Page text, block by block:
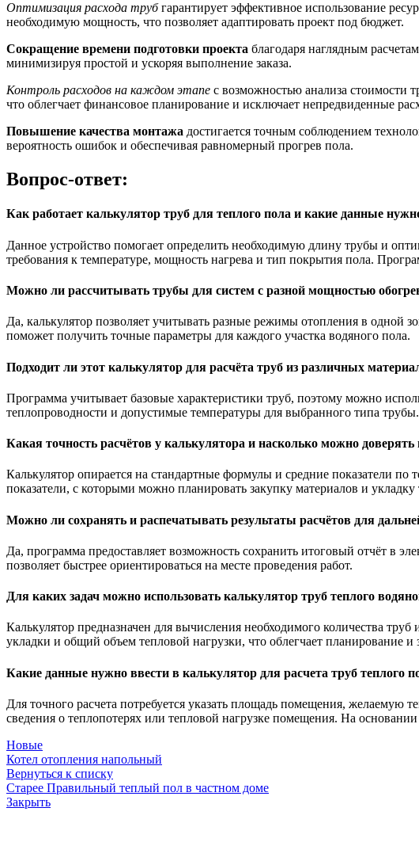
Оптимизация расхода трубгарантирует эффективное использование
необходимую мощность, что позволяет адаптировать проект под бюджет.
Сокращение времени подготовки проекта благодаря наглядным
минимизируя простой и ускоряя выполнение заказа.
Контроль расходов на каждом этапе с возможностью анализа стоимости
что облегчает финансовое планирование и исключает непредвиденные
Повышение качества монтажа достигается точным соблюдением
вероятность ошибок и обеспечивая равномерный прогрев пола.
Вопрос-ответ:
Как работает калькулятор труб для теплого пола и какие данные
Данное устройство помогает определить необходимую длину трубы и
требования к температуре, мощность нагрева и тип покрытия пола.
Можно ли рассчитывать трубы для систем с разной мощностью
Да, калькулятор позволяет учитывать разные режимы отопления в одной
поможет получить точные параметры для каждого участка водяного пола.
Подходит ли этот калькулятор для расчёта труб из различных
Программа учитывает базовые характеристики труб, поэтому можно
теплопроводности и допустимые температуры для выбранного типа трубы.
Какая точность расчётов у калькулятора и насколько можно
Калькулятор опирается на стандартные формулы и средние показатели
показатели, с которыми можно планировать закупку материалов и
Можно ли сохранять и распечатывать результаты расчётов для
Да, программа предоставляет возможность сохранить итоговый отчёт в
позволяет быстрее ориентироваться на месте проведения работ.
Для каких задач можно использовать калькулятор труб теплого
Калькулятор предназначен для вычисления необходимого количества
укладки и общий объем тепловой нагрузки, что облегчает планирование
Какие данные нужно ввести в калькулятор для расчета труб теплого
Для точного расчета потребуется указать площадь помещения,
сведения о теплопотерях или тепловой нагрузке помещения. На
Новые
Котел отопления напольный
Вернуться к списку
Старее Правильный теплый пол в частном доме
Закрыть